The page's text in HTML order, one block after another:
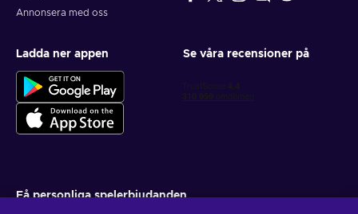
Annonsera med oss
Ladda ner appen Se våra recensioner på
Få personliga spelerbjudanden